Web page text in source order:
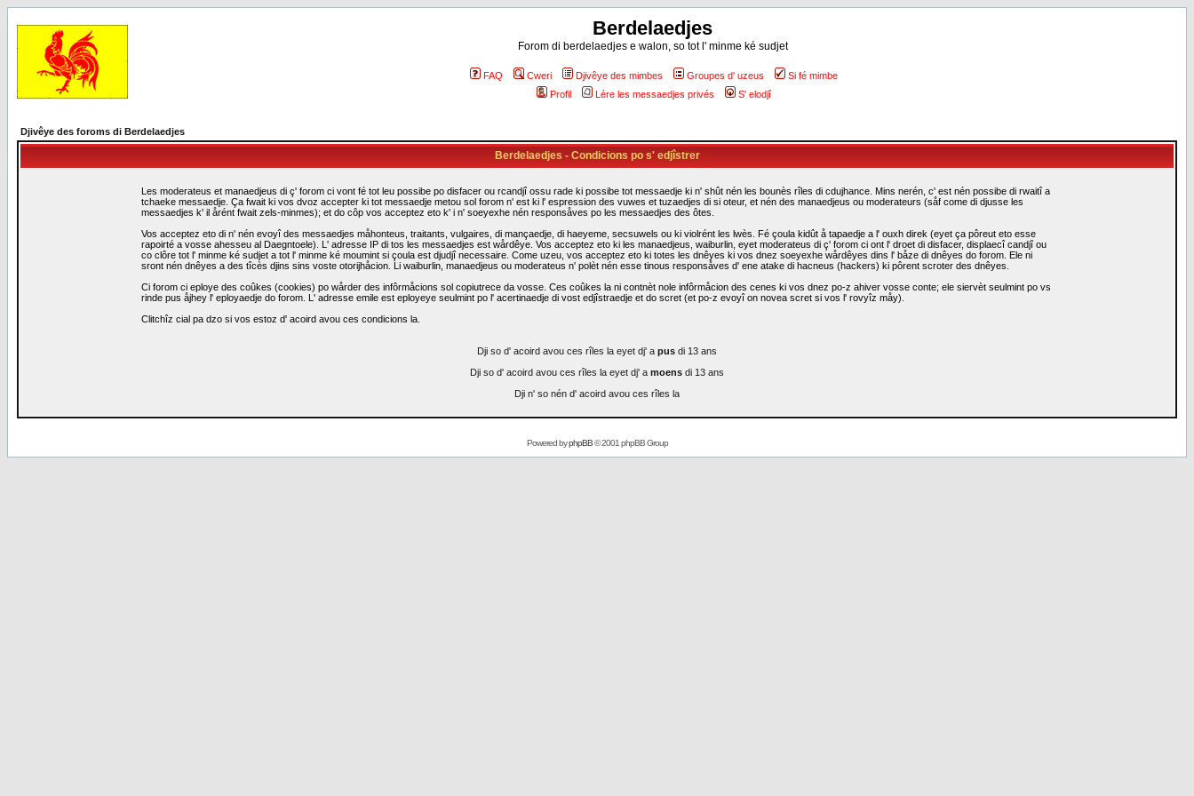
Berdelaedjes
Forom di berdelaedjes e walon, so tot l' minme ké sudjet
FAQ Cweri Djivêye des mimbes Groupes d' uzeus
Si fé mimbe
Profil
Lére les messaedjes privés S' elodjî
Djivêye des foroms di Berdelaedjes
Berdelaedjes - Condicions po s' edjîstrer
Les moderateus et manaedjeus di ç' forom ci vont fé tot leu possibe po disfacer ou rcandjî ossu rade ki possibe tot messaedje ki n' shût nén les bounès rîles di cdujhance. Mins nerén, c' est nén possibe di rwaitî a
tchaeke messaedje. Ça fwait ki vos dvoz accepter ki tot messaedje metou sol forom n' est ki l' espression des vuwes et tuzaedjes di si oteur, et nén des manaedjeus ou moderateurs (såf come di djusse les
messaedjes k' il årént fwait zels-minmes); et do côp vos acceptez eto k' i n' soeyexhe nén responsåves po les messaedjes des ôtes.
Vos acceptez eto di n' nén evoyî des messaedjes måhonteus, traitants, vulgaires, di mançaedje, di haeyeme, secsuwels ou ki violrént les lwès. Fé çoula kidût å tapaedje a l' ouxh direk (eyet ça pôreut eto esse
rapoirté a vosse ahesseu al Daegntoele). L' adresse IP di tos les messaedjes est wårdêye. Vos acceptez eto ki les manaedjeus, waiburlin, eyet moderateus di ç' forom ci ont l' droet di disfacer, displaecî candjî ou
co clôre tot l' minme ké sudjet a tot l' minme ké moumint si çoula est djudjî necessaire. Come uzeu, vos acceptez eto ki totes les dnêyes ki vos dnez soeyexhe wårdêyes dins l' båze di dnêyes do forom. Ele ni
sront nén dnêyes a des tîcès djins sins voste otorijhåcion. Li waiburlin, manaedjeus ou moderateus n' polèt nén esse tinous responsåves d' ene atake di hacneus (hackers) ki pôrent scroter des dnêyes.
Ci forom ci eploye des coûkes (cookies) po wårder des infôrmåcions sol copiutrece da vosse. Ces coûkes la ni contnèt nole infôrmåcion des cenes ki vos dnez po-z ahiver vosse conte; ele siervèt seulmint po vs
rinde pus åjhey l' eployaedje do forom. L' adresse emile est eployeye seulmint po l' acertinaedje di vost edjîstraedje et do scret (et po-z evoyî on novea scret si vos l' rovyîz måy).
Clitchîz cial pa dzo si vos estoz d' acoird avou ces condicions la.
Dji so d' acoird avou ces rîles la eyet dj' a pus di 13 ans
Dji so d' acoird avou ces rîles la eyet dj' a moens di 13 ans
Dji n' so nén d' acoird avou ces rîles la
Powered byphpBB© 2001 phpBB Group